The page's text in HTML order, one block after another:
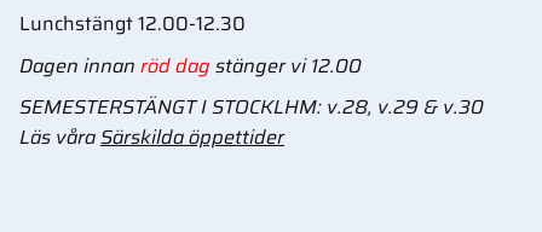
Lunchstängt 12.00-12.30
Dagen innan röd dag stänger vi 12.00
SEMESTERSTÄNGT I STOCKLHM: v.28, v.29 & v.30
Läs våraSärskilda öppettider